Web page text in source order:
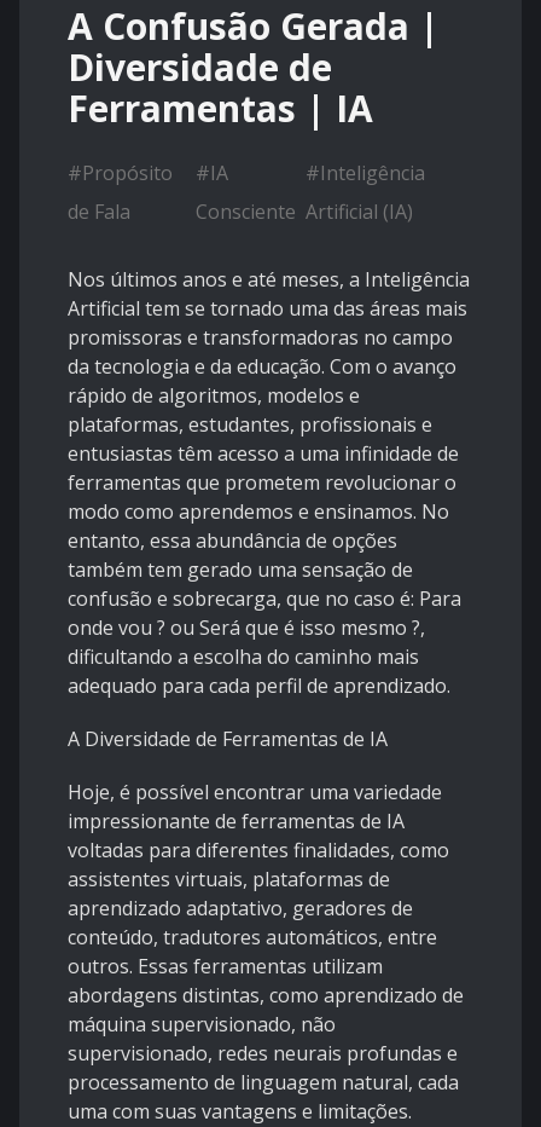
A Confusão Gerada |
Diversidade de
Ferramentas | IA
#Propósito
de Fala
#IA
Consciente
#Inteligência
Artificial (IA)
Nos últimos anos e até meses, a Inteligência
Artificial tem se tornado uma das áreas mais
promissoras e transformadoras no campo
da tecnologia e da educação. Com o avanço
rápido de algoritmos, modelos e
plataformas, estudantes, profissionais e
entusiastas têm acesso a uma infinidade de
ferramentas que prometem revolucionar o
modo como aprendemos e ensinamos. No
entanto, essa abundância de opções
também tem gerado uma sensação de
confusão e sobrecarga, que no caso é: Para
onde vou ? ou Será que é isso mesmo ?,
dificultando a escolha do caminho mais
adequado para cada perfil de aprendizado.
A Diversidade de Ferramentas de IA
Hoje, é possível encontrar uma variedade
impressionante de ferramentas de IA
voltadas para diferentes finalidades, como
assistentes virtuais, plataformas de
aprendizado adaptativo, geradores de
conteúdo, tradutores automáticos, entre
outros. Essas ferramentas utilizam
abordagens distintas, como aprendizado de
máquina supervisionado, não
supervisionado, redes neurais profundas e
processamento de linguagem natural, cada
uma com suas vantagens e limitações.